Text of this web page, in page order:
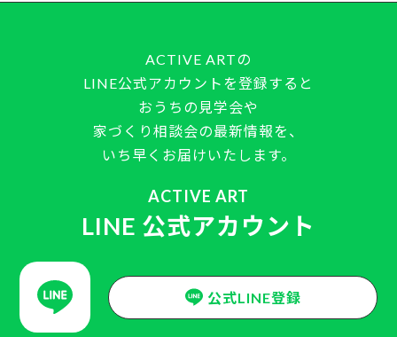
ACTIVE ARTの
LINE公式アカウントを登録すると
おうちの見学会や
家づくり相談会の最新情報を、
いち早くお届けいたします。
ACTIVE ART
LINE 公式アカウント
公式LINE登録